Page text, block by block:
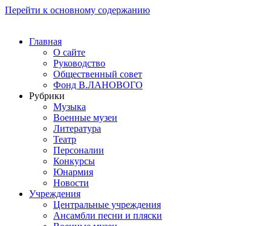
Перейти к основному содержанию
Главная
О сайте
Руководство
Общественный совет
Фонд В.ЛАНОВОГО
Рубрики
Музыка
Военные музеи
Литература
Театр
Персоналии
Конкурсы
Юнармия
Новости
Учреждения
Центральные учреждения
Ансамбли песни и пляски